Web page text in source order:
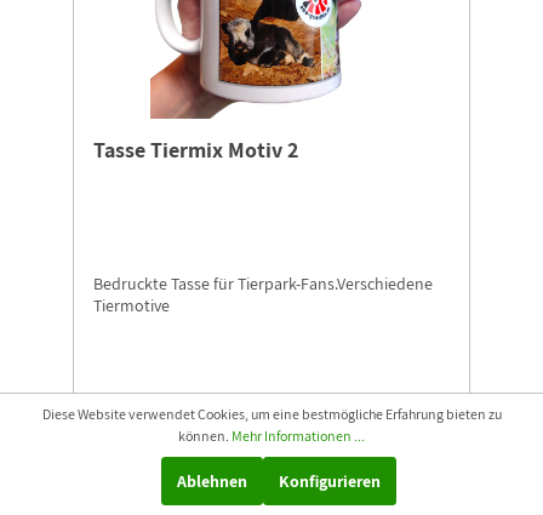
Tasse Tiermix Motiv 2
Bedruckte Tasse für Tierpark-Fans.Verschiedene
Tiermotive
In den Warenkorb
Diese Website verwendet Cookies, um eine bestmögliche Erfahrung bieten zu
können. Mehr Informationen ...
Ablehnen Konfigurieren